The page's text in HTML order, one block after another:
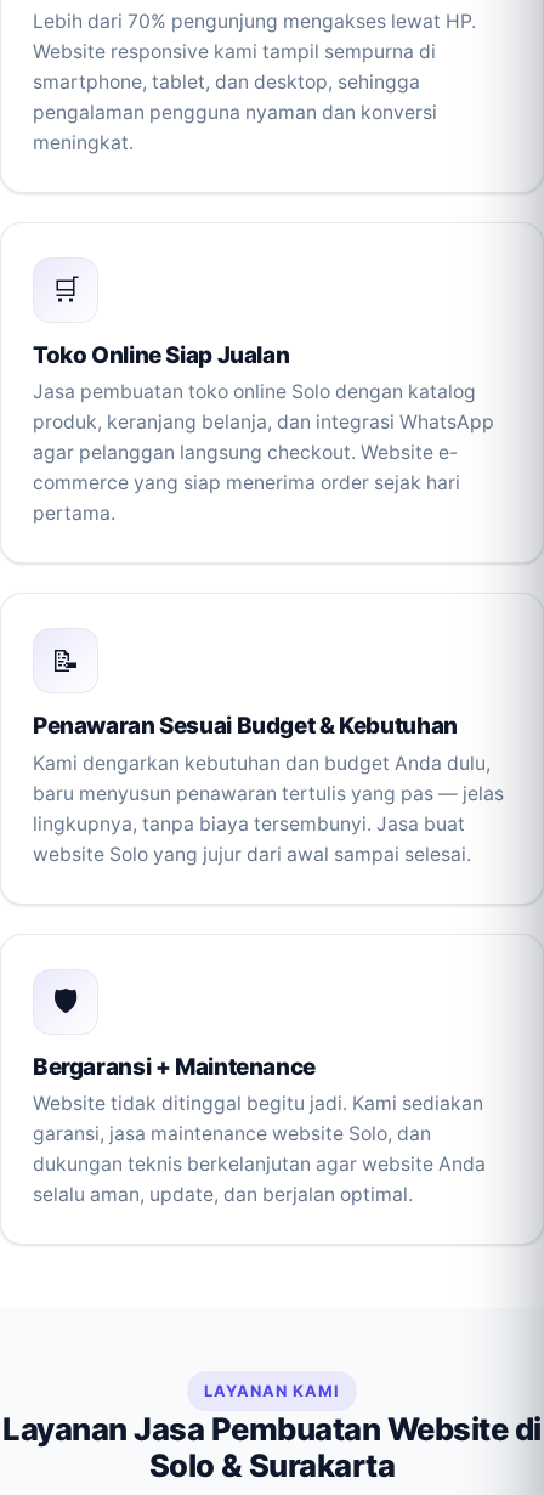
Lebih dari 70% pengunjung mengakses lewat HP.
Website responsive kami tampil sempurna di
smartphone, tablet, dan desktop, sehingga
pengalaman pengguna nyaman dan konversi
meningkat.
🛒
Toko Online Siap Jualan
Jasa pembuatan toko online Solo dengan katalog
produk, keranjang belanja, dan integrasi WhatsApp
agar pelanggan langsung checkout. Website e-
commerce yang siap menerima order sejak hari
pertama.
📝
Penawaran Sesuai Budget & Kebutuhan
Kami dengarkan kebutuhan dan budget Anda dulu,
baru menyusun penawaran tertulis yang pas — jelas
lingkupnya, tanpa biaya tersembunyi. Jasa buat
website Solo yang jujur dari awal sampai selesai.
🛡️
Bergaransi + Maintenance
Website tidak ditinggal begitu jadi. Kami sediakan
garansi, jasa maintenance website Solo, dan
dukungan teknis berkelanjutan agar website Anda
selalu aman, update, dan berjalan optimal.
LAYANAN KAMI
Layanan Jasa Pembuatan Website di
Solo & Surakarta